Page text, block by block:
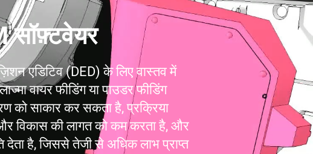
सॉफ़्टवेयर
एडिटिव (DED) के लिए वास्तव में
वायर फीडिंग या पाउडर फीडिंग
को साकार कर सकता है, प्रक्रिया
विकास की लागत को कम करता है, और
है, जिससे तेजी से अधिक लाभ प्राप्त